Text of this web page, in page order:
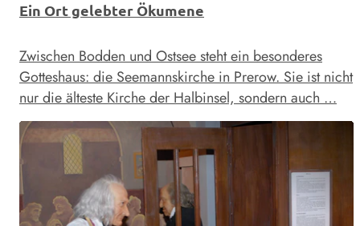
Ein Ort gelebter Ökumene
Zwischen Bodden und Ostsee steht ein besonderes
Gotteshaus: die Seemannskirche in Prerow. Sie ist nicht
nur die älteste Kirche der Halbinsel, sondern auch …